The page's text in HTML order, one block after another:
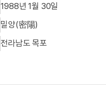
1988년 1월 30일
밀양(密陽)
전라남도 목포